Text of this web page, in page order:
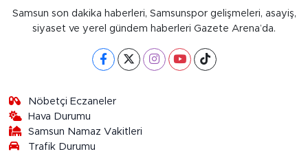
Samsun son dakika haberleri, Samsunspor gelişmeleri, asayiş,
siyaset ve yerel gündem haberleri Gazete Arena’da.
Nöbetçi Eczaneler
Hava Durumu
Samsun Namaz Vakitleri
Trafik Durumu